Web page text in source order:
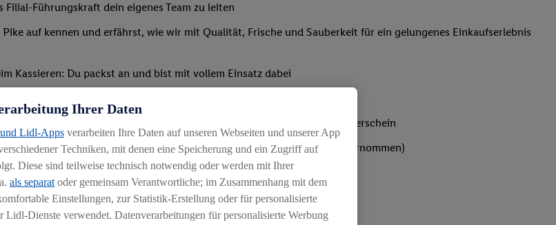
Führungskraft dein eigenes Team zu leiten
auf kennen und erfährst, wie wir mit Qualität, Frische und Sauberkeit für ein gelungenes Einkaufserlebnis
Kassieren: Du packst an und bist mit vollem Einsatz dabei
deine erste eigene Schicht übernehmen kannst
und Seminaren teil – außerdem erwirbst du den IHK-Ausbilderschein
statt (etwaige Reise-/Übernachtungskosten werden von Lidl übernommen)
Ihrer Daten
Lidl-Apps verarbeiten Ihre Daten auf unseren Webseiten und unserer App
Techniken, mit denen eine Speicherung und ein Zugriff auf
Diese sind teilweise technisch notwendig oder werden mit Ihrer
als separat oder gemeinsam Verantwortliche; im Zusammenhang mit dem
Einstellungen, zur Statistik-Erstellung oder für personalisierte
Lidl-Dienste verwendet. Datenverarbeitungen für personalisierte Werbung